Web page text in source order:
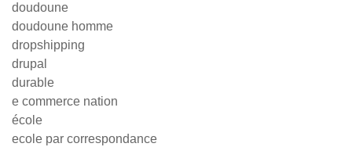
doudoune
doudoune homme
dropshipping
drupal
durable
e commerce nation
école
ecole par correspondance